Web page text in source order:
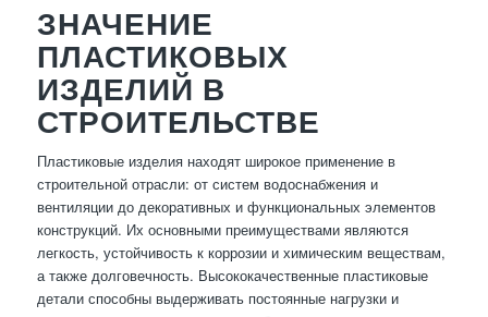
ЗНАЧЕНИЕ
ПЛАСТИКОВЫХ
ИЗДЕЛИЙ В
СТРОИТЕЛЬСТВЕ
Пластиковые изделия находят широкое применение в
строительной отрасли: от систем водоснабжения и
вентиляции до декоративных и функциональных элементов
конструкций. Их основными преимуществами являются
легкость, устойчивость к коррозии и химическим веществам,
а также долговечность. Высококачественные пластиковые
детали способны выдерживать постоянные нагрузки и